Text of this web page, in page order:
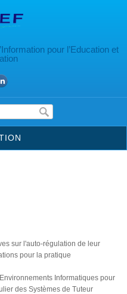
pour l’Education et
sur l'auto-régulation de leur
pour la pratique
Informatiques pour
des Systèmes de Tuteur